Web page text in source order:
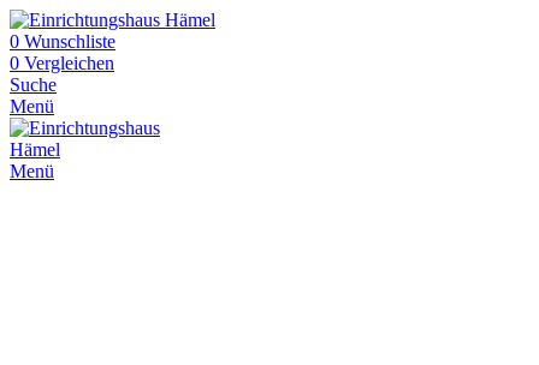
0 Wunschliste
0 Vergleichen
Suche
Menü
Menü